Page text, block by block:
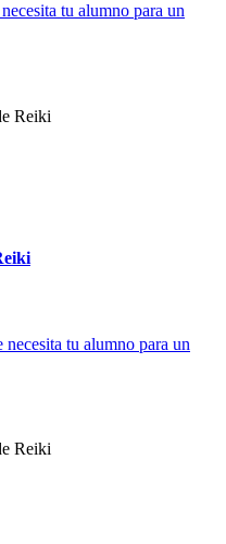
tu alumno para un
Reiki
tu alumno para un
Reiki